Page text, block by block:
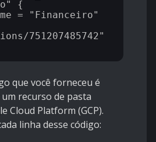
{
= "Financeiro"
751207485742"
que você forneceu é
recurso de pasta
Cloud Platform (GCP).
linha desse código: